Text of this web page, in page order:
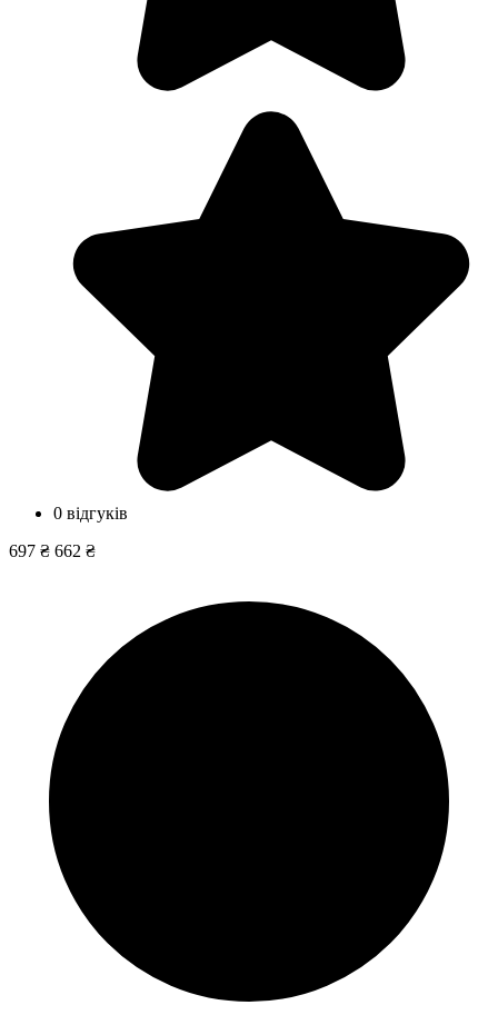
0 відгуків
697 ₴ 662 ₴